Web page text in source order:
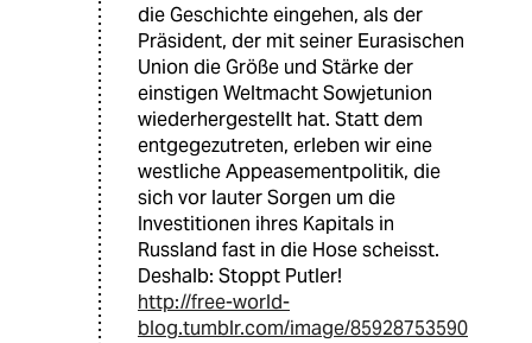
die Geschichte eingehen, als der
Präsident, der mit seiner Eurasischen
Union die Größe und Stärke der
einstigen Weltmacht Sowjetunion
wiederhergestellt hat. Statt dem
entgegezutreten, erleben wir eine
westliche Appeasementpolitik, die
sich vor lauter Sorgen um die
Investitionen ihres Kapitals in
Russland fast in die Hose scheisst.
Deshalb: Stoppt Putler!
http://free-world-
blog.tumblr.com/image/85928753590